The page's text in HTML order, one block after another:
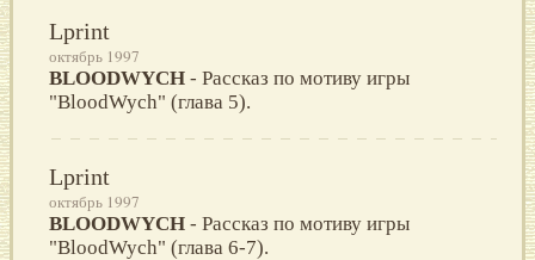
Lprint
октябрь 1997
BLOODWYCH - Рассказ по мотиву игры
"BloodWych" (глава 5).
Lprint
октябрь 1997
BLOODWYCH - Рассказ по мотиву игры
"BloodWych" (глава 6-7).